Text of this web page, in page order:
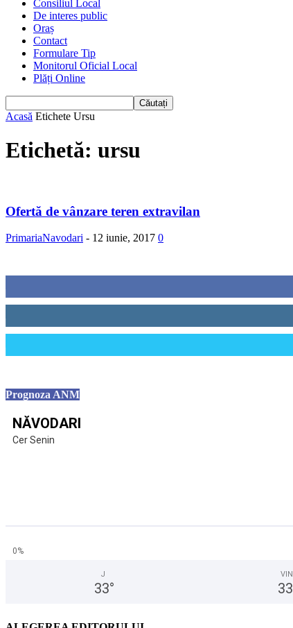
Consiliul Local
De interes public
Oraș
Contact
Formulare Tip
Monitorul Oficial Local
Plăți Online
Acasă Etichete Ursu
Etichetă: ursu
Ofertă de vânzare teren extravilan
PrimariaNavodari - 12 iunie, 2017 0
0 Cititori
0 Cititori
Prognoza ANM
NĂVODARI
Cer Senin
0%
J
33°
VIN
33